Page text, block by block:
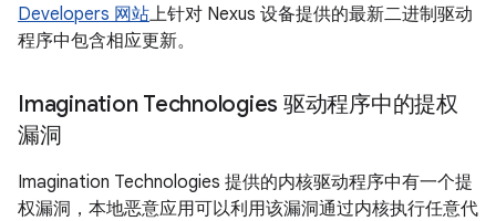
Developers 网站上针对 Nexus 设备提供的最新二进制驱动
程序中包含相应更新。
Imagination Technologies 驱动程序中的提权
漏洞
Imagination Technologies 提供的内核驱动程序中有一个提
权漏洞，本地恶意应用可以利用该漏洞通过内核执行任意代